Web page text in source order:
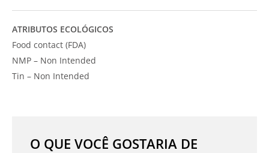
ATRIBUTOS ECOLÓGICOS
Food contact (FDA)
NMP – Non Intended
Tin – Non Intended
O QUE VOCÊ GOSTARIA DE